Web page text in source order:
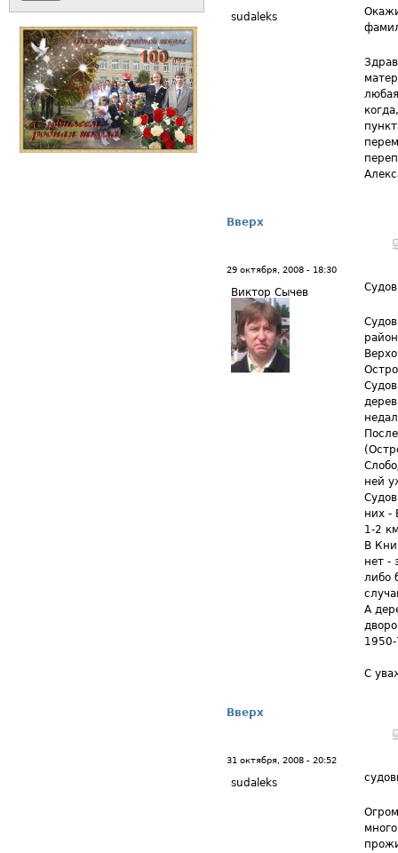
sudaleks
Вверх
29 октября, 2008 - 18:30
Виктор Сычев
ней
них -
1-2
В
нет -
либо
А
1950-
С
Вверх
31 октября, 2008 - 20:52
sudaleks